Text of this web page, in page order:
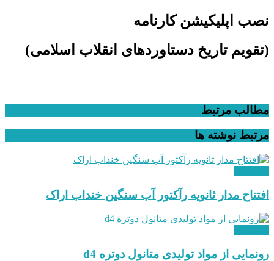
نصب اپلیکیشن کارنامه
(تقویم تاریخ دستاوردهای انقلاب اسلامی​)
مطالب مرتبط
مرتبط نوشته ها
افتتاح مدار ثانویه رآکتور آب سنگین خنداب اراک
رونمایی از مواد تولیدی متانول دوتره d4